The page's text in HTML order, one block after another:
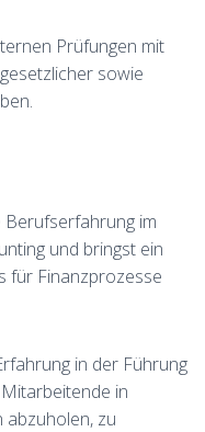
Prüfungen mit
sowie
im
und bringst ein
für Finanzprozesse
in der Führung
in
abzuholen, zu